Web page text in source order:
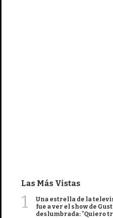
Las Más Vistas
1
Una estrella de la
fue a ver el show de
deslumbrada: "Quiero